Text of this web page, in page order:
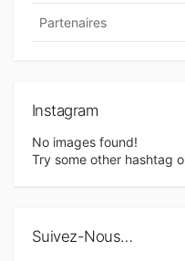
Partenaires
Instagram
No images found!
Try some other hashtag
Suivez-Nous…